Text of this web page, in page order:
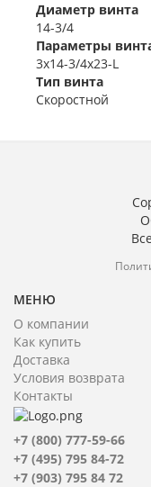
Диаметр винта
14-3/4
Параметры
3x14-3/4x23-L
Тип винта
Скоростной
МЕНЮ
О компании
Как купить
Доставка
Условия возврата
Контакты
+7 (800) 777-59-66
+7 (495) 795 84-72
+7 (903) 795 84 72